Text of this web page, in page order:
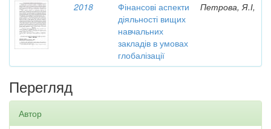
2018
Фінансові аспекти
діяльності вищих
навчальних
закладів в умовах
глобалізації
Петрова, Я.І,
Перегляд
Автор